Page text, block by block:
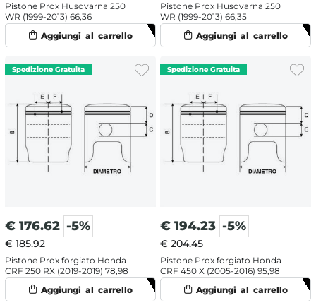
Pistone Prox Husqvarna 250
WR (1999-2013) 66,36
Pistone Prox Husqvarna 250
WR (1999-2013) 66,35
€ 176.62 -5%
€ 185.92
Pistone Prox forgiato Honda
CRF 250 RX (2019-2019) 78,98
€ 194.23 -5%
€ 204.45
Pistone Prox forgiato Honda
CRF 450 X (2005-2016) 95,98